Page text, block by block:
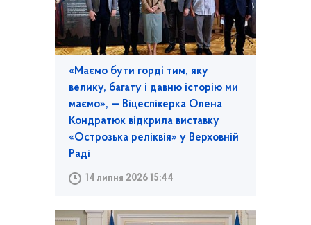
«Маємо бути горді тим, яку
велику, багату і давню історію ми
маємо», — Віцеспікерка Олена
Кондратюк відкрила виставку
«Острозька реліквія» у Верховній
Раді
14 липня 2026 15:44